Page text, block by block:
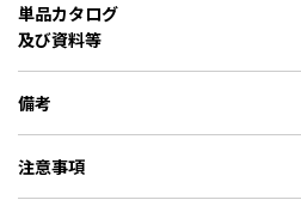
単品カタログ
及び資料等
備考
注意事項